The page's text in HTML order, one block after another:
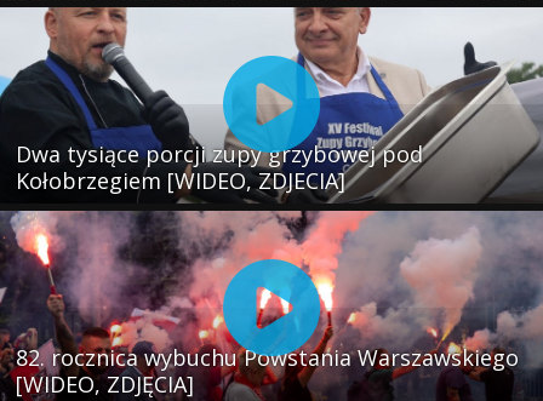
Dwa tysiące porcji zupy grzybowej pod
Kołobrzegiem [WIDEO, ZDJECIA]
82. rocznica wybuchu Powstania Warszawskiego
[WIDEO, ZDJĘCIA]